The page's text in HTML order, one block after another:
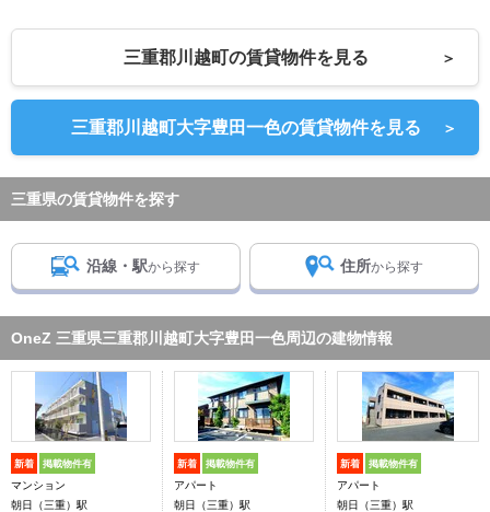
三重郡川越町の賃貸物件を見る ＞
三重郡川越町大字豊田一色の賃貸物件を見る ＞
三重県の賃貸物件を探す
沿線・駅から探す 住所から探す
OneZ 三重県三重郡川越町大字豊田一色周辺の建物情報
新着 掲載物件有
マンション
朝日（三重）駅
新着 掲載物件有
アパート
朝日（三重）駅
新着 掲載物件有
アパート
朝日（三重）駅